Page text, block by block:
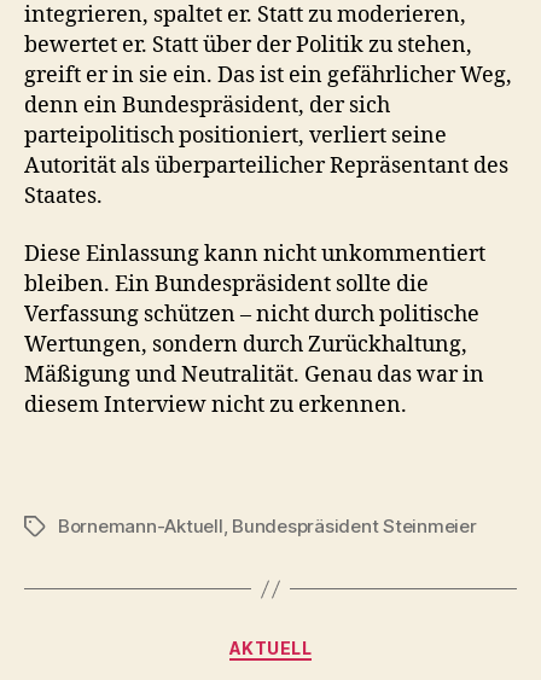
integrieren, spaltet er. Statt zu moderieren,
bewertet er. Statt über der Politik zu stehen,
greift er in sie ein. Das ist ein gefährlicher Weg,
denn ein Bundespräsident, der sich
parteipolitisch positioniert, verliert seine
Autorität als überparteilicher Repräsentant des
Staates.
Diese Einlassung kann nicht unkommentiert
bleiben. Ein Bundespräsident sollte die
Verfassung schützen – nicht durch politische
Wertungen, sondern durch Zurückhaltung,
Mäßigung und Neutralität. Genau das war in
diesem Interview nicht zu erkennen.
Schlagwörter
Bornemann-Aktuell, Bundespräsident Steinmeier
Kategorien
AKTUELL